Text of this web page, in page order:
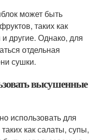
может быть
таких как
другие. Однако, для
отдельная
сушки.
высушенные
использовать для
как салаты, супы,